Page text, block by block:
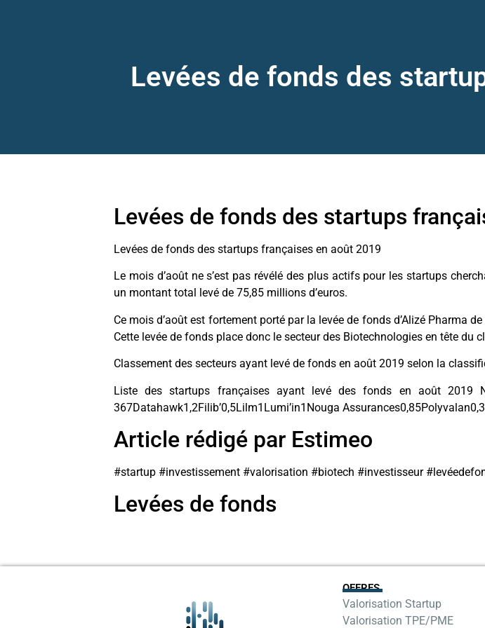
Levées de fonds des
Levées de fonds des startups
Levées de fonds des startups françaises en août 2019
Le mois d’août ne s’est pas révélé des plus actifs pour les startups
un montant total levé de 75,85 millions d’euros.
Ce mois d’août est fortement porté par la levée de fonds d’Alizé Pharma
Cette levée de fonds place donc le secteur des Biotechnologies en tête du
Classement des secteurs ayant levé de fonds en août 2019 selon la
Liste des startups françaises ayant levé des fonds en août 2019
367Datahawk1,2Filib’0,5Lilm1Lumi’in1Nouga
Article rédigé par Estimeo
#startup #investissement #valorisation #biotech #investisseur
Levées de fonds
OFFRES
Valorisation Startup
Valorisation TPE/PME